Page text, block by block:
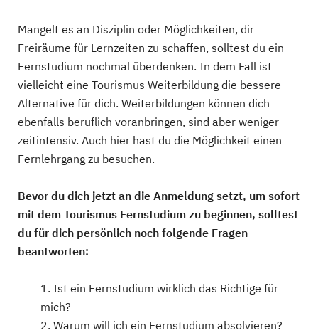
Mangelt es an Disziplin oder Möglichkeiten, dir
Freiräume für Lernzeiten zu schaffen, solltest du ein
Fernstudium nochmal überdenken. In dem Fall ist
vielleicht eine Tourismus Weiterbildung die bessere
Alternative für dich. Weiterbildungen können dich
ebenfalls beruflich voranbringen, sind aber weniger
zeitintensiv. Auch hier hast du die Möglichkeit einen
Fernlehrgang zu besuchen.
Bevor du dich jetzt an die Anmeldung setzt, um sofort
mit dem Tourismus Fernstudium zu beginnen, solltest
du für dich persönlich noch folgende Fragen
beantworten:
Ist ein Fernstudium wirklich das Richtige für
mich?
Warum will ich ein Fernstudium absolvieren?